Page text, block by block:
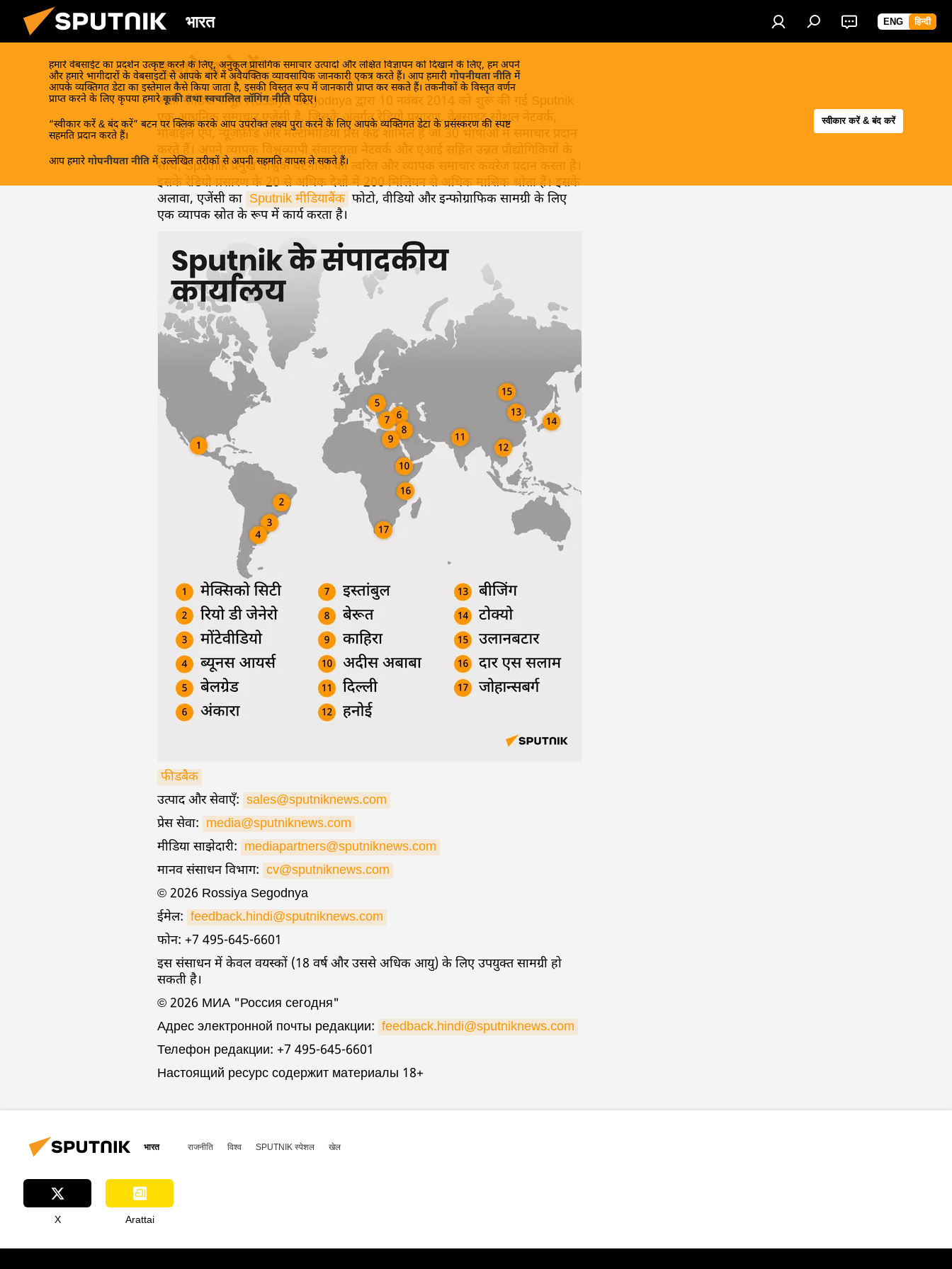
भारत ENG हिन्दी
हमारे वेबसाईट का प्रदर्शन उत्कृष्ट करने के लिए, अनुकूल प्रासंगिक समाचार उत्पादों और लक्षित विज्ञापन को दिखाने के लिए, हम अपने
और हमारे भागीदारों के वेबसाइटों से आपके बारे में अवैयक्तिक व्यावसायिक जानकारी एकत्र करते हैं। आप हमारी गोपनीयता नीति में
आपके व्यक्तिगत डेटा का इस्तेमाल कैसे किया जाता है, इसकी विस्तृत रूप में जानकारी प्राप्त कर सकते हैं। तकनीकों के विस्तृत वर्णन
प्राप्त करने के लिए कृपया हमारेकूकी तथा स्वचालित लॉगिंग नीति पढ़िए।
“स्वीकार करें & बंद करें” बटन पर क्लिक करके आप उपरोक्त लक्ष्य पुरा करने के लिए आपके व्यक्तिगत डेटा के प्रसंस्करण की स्पष्ट
सहमति प्रदान करते हैं।
आप हमारे गोपनीयता नीति में उल्लेखित तरीकों से अपनी सहमति वापस ले सकते हैं।
स्वीकार करें & बंद करें
हमारे बारे में
रूसी मीडिया समूह Rossiya Segodnya द्वारा 10 नवंबर 2014 को शुरू की गई Sputnik
एक आधुनिक समाचार एजेंसी है, जिसके अंतर्गत रेडियो प्रसारण, वेबसाइट,सोशल नेटवर्क,
मोबाइल ऐप, न्यूज़फ़ीड और मल्टीमीडिया प्रेस केंद्र शामिल हैं जो 30 भाषाओं में समाचार प्रदान
करते हैं। अपने व्यापक विश्वव्यापी संवाददाता नेटवर्क और एआई सहित उन्नत प्रौद्योगिकियों के
साथ, Sputnik प्रमुख वैश्विक घटनाओं का त्वरित और व्यापक समाचार कवरेज प्रदान करता है।
इसके रेडियो प्रसारण के 20 से अधिक देशों में 200 मिलियन से अधिक मासिक श्रोता हैं। इसके
अलावा, एजेंसी का Sputnik मीडियाबैंक फोटो, वीडियो और इन्फोग्राफिक सामग्री के लिए
एक व्यापक स्रोत के रूप में कार्य करता है।
फीडबैक
उत्पाद और सेवाएँ: sales@sputniknews.com
प्रेस सेवा: media@sputniknews.com
मीडिया साझेदारी: mediapartners@sputniknews.com
मानव संसाधन विभाग: cv@sputniknews.com
© 2026 Rossiya Segodnya
ईमेल: feedback.hindi@sputniknews.com
फोन: +7 495-645-6601
इस संसाधन में केवल वयस्कों (18 वर्ष और उससे अधिक आयु) के लिए उपयुक्त सामग्री हो
सकती है।
© 2026 МИА "Россия сегодня"
Адрес электронной почты редакции: feedback.hindi@sputniknews.com
Телефон редакции: +7 495-645-6601
Настоящий ресурс содержит материалы 18+
भारत राजनीति विश्व SPUTNIK स्पेशल खेल
X Arattai